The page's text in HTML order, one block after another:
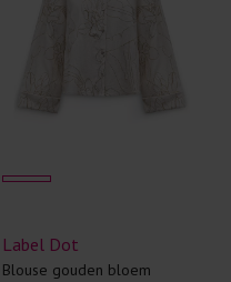
Label Dot
Blouse gouden bloem